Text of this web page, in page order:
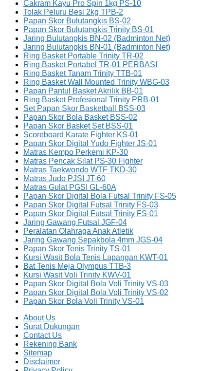
Cakram Kayu Pro Spin 1kg PS-10
Tolak Peluru Besi 2kg TPB-2
Papan Skor Bulutangkis BS-02
Papan Skor Bulutangkis Trinity BS-01
Jaring Bulutangkis BN-02 (Badminton Net)
Jaring Bulutangkis BN-01 (Badminton Net)
Ring Basket Portable Trinity TR-02
Ring Basket Portabel TR-01 PERBASI
Ring Basket Tanam Trinity TTB-01
Ring Basket Wall Mounted Trinity WBG-03
Papan Pantul Basket Akrilik BB-01
Ring Basket Profesional Trinity PRB-01
Set Papan Skor Basketball BSS-03
Papan Skor Bola Basket BSS-02
Papan Skor Basket Set BSS-01
Scoreboard Karate Fighter KS-01
Papan Skor Digital Yudo Fighter JS-01
Matras Kempo Perkemi KP-30
Matras Pencak Silat PS-30 Fighter
Matras Taekwondo WTF TKD-30
Matras Judo PJSI JT-60
Matras Gulat PGSI GL-60A
Papan Skor Digital Bola Futsal Trinity FS-05
Papan Skor Digital Futsal Trinity FS-03
Papan Skor Digital Futsal Trinity FS-01
Jaring Gawang Futsal JGF-04
Peralatan Olahraga Anak Atletik
Jaring Gawang Sepakbola 4mm JGS-04
Papan Skor Tenis Trinity TS-01
Kursi Wasit Bola Tenis Lapangan KWT-01
Bat Tenis Meja Olympus TTB-3
Kursi Wasit Voli Trinity KWV-01
Papan Skor Digital Bola Voli Trinity VS-03
Papan Skor Digital Bola Voli Trinity VS-02
Papan Skor Bola Voli Trinity VS-01
About Us
Surat Dukungan
Contact Us
Rekening Bank
Sitemap
Disclaimer